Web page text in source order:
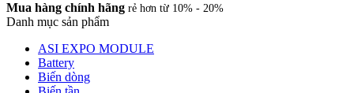
Mua hàng chính hãng rẻ hơn từ 10% - 20%
Danh mục sản phẩm
ASI EXPO MODULE
Battery
Biến dòng